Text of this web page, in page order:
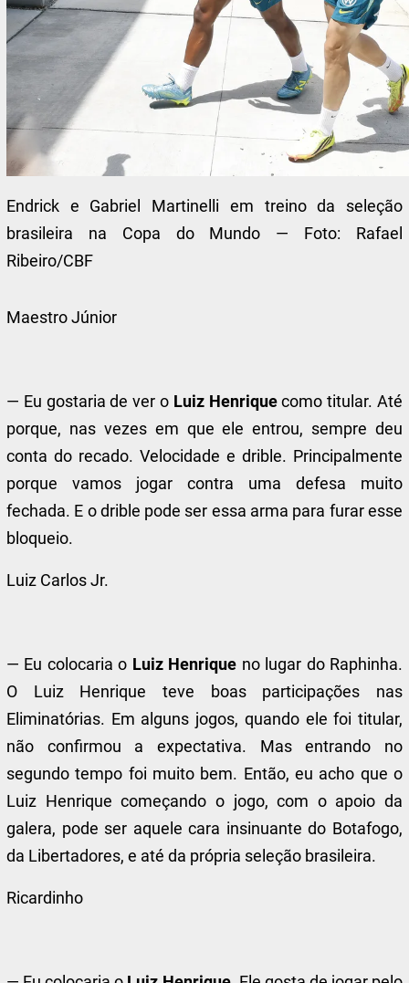
Endrick e Gabriel Martinelli em treino da seleção
brasileira na Copa do Mundo — Foto: Rafael
Ribeiro/CBF
Maestro Júnior
— Eu gostaria de ver o Luiz Henriquecomo titular. Até
porque, nas vezes em que ele entrou, sempre deu
conta do recado. Velocidade e drible. Principalmente
porque vamos jogar contra uma defesa muito
fechada. E o drible pode ser essa arma para furar esse
bloqueio.
Luiz Carlos Jr.
— Eu colocaria o Luiz Henrique no lugar do Raphinha.
O Luiz Henrique teve boas participações nas
Eliminatórias. Em alguns jogos, quando ele foi titular,
não confirmou a expectativa. Mas entrando no
segundo tempo foi muito bem. Então, eu acho que o
Luiz Henrique começando o jogo, com o apoio da
galera, pode ser aquele cara insinuante do Botafogo,
da Libertadores, e até da própria seleção brasileira.
Ricardinho